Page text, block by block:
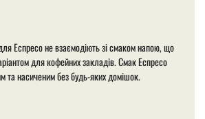
Еспресо не взаємодіють зі смаком напою, що
для кофейних закладів. Смак Еспресо
та насиченим без будь-яких домішок.